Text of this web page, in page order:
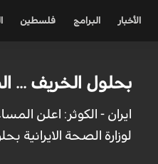
الأخبار البرامج فلسطين
بحلول الخريف ... الصحة الايرانية
لوزارة الصحة الايرانية